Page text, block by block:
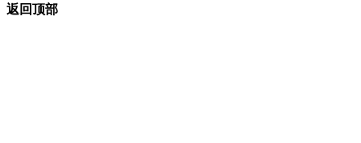
返回顶部